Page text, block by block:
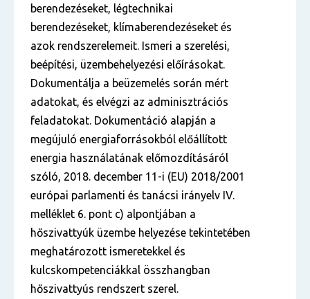
berendezéseket, légtechnikai
berendezéseket, klímaberendezéseket és
azok rendszerelemeit. Ismeri a szerelési,
beépítési, üzembehelyezési előírásokat.
Dokumentálja a beüzemelés során mért
adatokat, és elvégzi az adminisztrációs
feladatokat. Dokumentáció alapján a
megújuló energiaforrásokból előállított
energia használatának előmozdításáról
szóló, 2018. december 11-i (EU) 2018/2001
európai parlamenti és tanácsi irányelv IV.
melléklet 6. pont c) alpontjában a
hőszivattyúk üzembe helyezése tekintetében
meghatározott ismeretekkel és
kulcskompetenciákkal összhangban
hőszivattyús rendszert szerel.